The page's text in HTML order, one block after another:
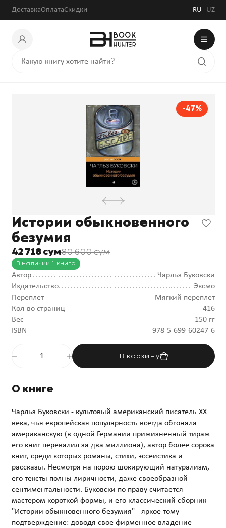
ДоставкаОплатаСкидки RU UZ
-47%
Истории обыкновенного
безумия
42 718 сум80 600 сум
В наличии 1 книга
Автор
Чарльз Буковски
Издательство
Эксмо
Переплет
Мягкий переплет
Кол-во страниц
416
Вес
150 гг
ISBN
978-5-699-60247-6
В корзину
О книге
Чарльз Буковски - культовый американский писатель XX
века, чья европейская популярность всегда обгоняла
американскую (в одной Германии прижизненный тираж
его книг перевалил за два миллиона), автор более сорока
книг, среди которых романы, стихи, эссеистика и
рассказы. Несмотря на порою шокирующий натурализм,
его тексты полны лиричности, даже своеобразной
сентиментальности. Буковски по праву считается
мастером короткой формы, и его классический сборник
"Истории обыкновенного безумия" - яркое тому
подтверждение: доводя свое фирменное владение